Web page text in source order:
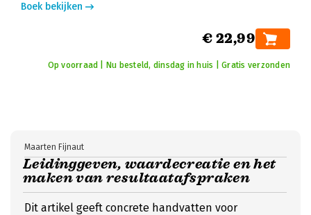
Boek bekijken
€ 22,99
Op voorraad | Nu besteld, dinsdag in huis | Gratis verzonden
Leidinggeven, waardecreatie en het
maken van resultaatafspraken
Maarten Fijnaut
Dit artikel geeft concrete handvatten voor